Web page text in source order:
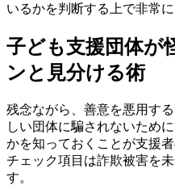
いるかを判断する上で非常に
子ども支援団体が
ンと見分ける術
残念ながら、善意を悪用す
しい団体に騙されないため
かを知っておくことが支援
チェック項目は詐欺被害を
す。